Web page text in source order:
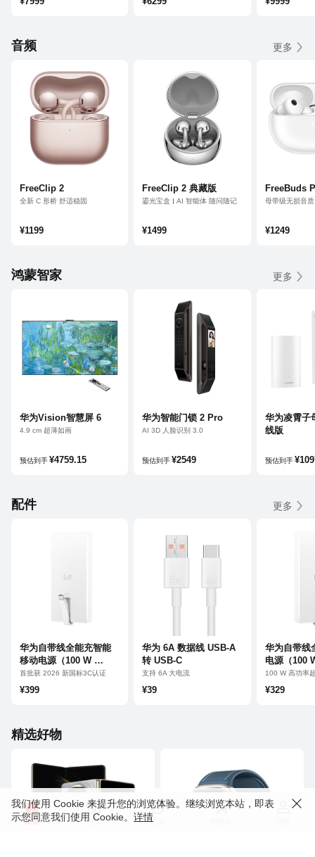
音频 更多
FreeClip 2
全新 C 形桥 舒适稳固
¥1199
FreeClip 2 典藏版
鎏光宝盒
AI 智能体 随问随记
¥1499
FreeBuds
母带级无损音质
¥1249
鸿蒙智家 更多
华为Vision智慧屏 6
4.9 cm 超薄如画
预估到手¥4759.15
华为智能门锁 2 Pro
AI 3D 人脸识别 3.0
预估到手 ¥2549
华为凌霄子
线版
预估到手
配件 更多
华为自带线全能充智能
移动电源（100 W
12000）
首批获 2026 新国标3C认证
离线查找智慧提醒
¥399
华为 6A 数据线 USB-A
转 USB-C
支持 6A 大电流
¥39
华为自带线
电源（100
100 W 高功率
超耐用自带线
¥329
精选好物
首页 分类 发现
我们使用 Cookie 来提升您的浏览体验。继续浏览本站，即表
示您同意我们使用 Cookie。 详情